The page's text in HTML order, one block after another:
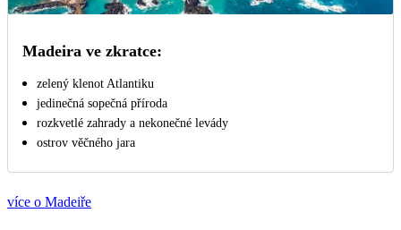
Madeira ve zkratce:
zelený klenot Atlantiku
jedinečná sopečná příroda
rozkvetlé zahrady a nekonečné levády
ostrov věčného jara
více o Madeiře